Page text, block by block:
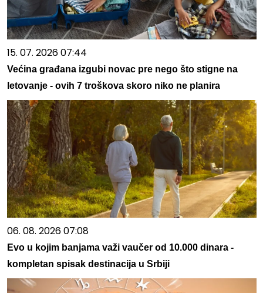
15. 07. 2026 07:44
Većina građana izgubi novac pre nego što stigne na
letovanje - ovih 7 troškova skoro niko ne planira
06. 08. 2026 07:08
Evo u kojim banjama važi vaučer od 10.000 dinara -
kompletan spisak destinacija u Srbiji